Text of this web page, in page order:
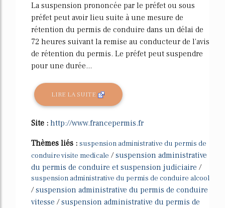
La suspension prononcée par le préfet ou sous
préfet peut avoir lieu suite à une mesure de
rétention du permis de conduire dans un délai de
72 heures suivant la remise au conducteur de l'avis
de rétention du permis. Le préfet peut suspendre
pour une durée...
LIRE LA SUITE
Site : http://www.francepermis.fr
Thèmes liés : suspension administrative du permis de
conduire visite medicale /suspension administrative
du permis de conduire et suspension judiciaire /
suspension administrative du permis de conduire alcool
/suspension administrative du permis de conduire
vitesse /suspension administrative du permis de